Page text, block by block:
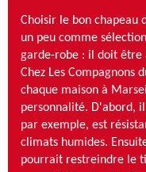
Choisir le bon chapeau
un peu comme
garde-robe : il doit être
Chez Les Compagnons
chaque maison à
personnalité. D'abord,
par exemple, est
climats humides.
pourrait restreindre le